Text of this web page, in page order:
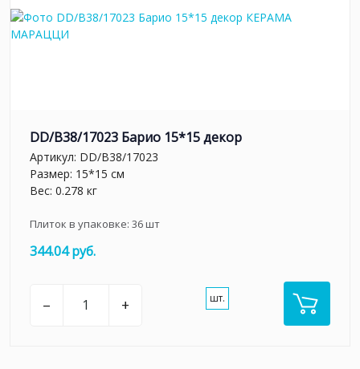
DD/B38/17023 Барио 15*15 декор
Артикул: DD/B38/17023
Размер: 15*15 см
Вес: 0.278 кг
Плиток в упаковке: 36шт
344.04 руб.
– + шт.